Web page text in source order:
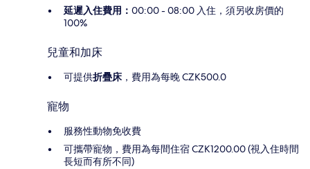
延遲入住費用： 00:00 - 08:00 入住，須另收房價的
100%
兒童和加床
可提供折疊床 ，費用為每晚 CZK500.0
寵物
服務性動物免收費
可攜帶寵物，費用為每間住宿 CZK1200.00 (視入住時間
長短而有所不同)